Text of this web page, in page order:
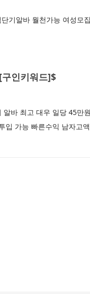
기알바 월천가능 여성모
인키워드]$
바 최고 대우 일당 45만
가능 빠른수익 남자고